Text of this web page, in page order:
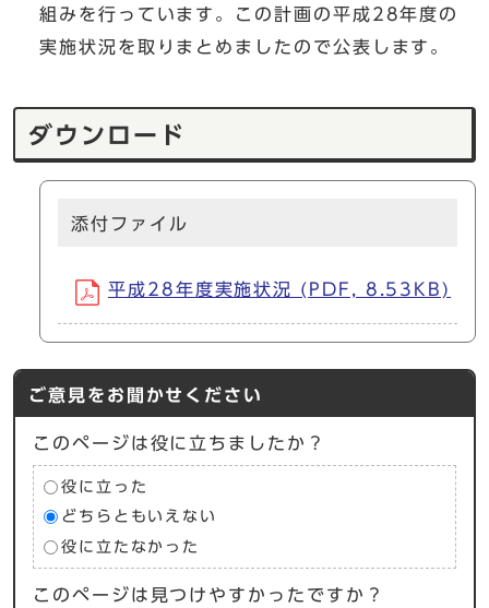
組みを行っています。この計画の平成28年度の
実施状況を取りまとめましたので公表します。
ダウンロード
添付ファイル
平成28年度実施状況 (PDF, 8.53KB)
ご意見をお聞かせください
このページは役に立ちましたか？
役に立った
どちらともいえない
役に立たなかった
このページは見つけやすかったですか？